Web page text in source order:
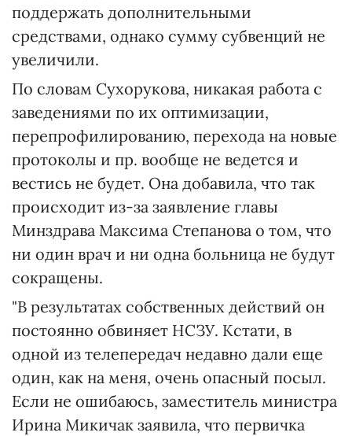
поддержать дополнительными
средствами, однако сумму субвенций не
увеличили.
По словам Сухорукова, никакая работа с
заведениями по их оптимизации,
перепрофилированию, перехода на новые
протоколы и пр. вообще не ведется и
вестись не будет. Она добавила, что так
происходит из-за заявление главы
Минздрава Максима Степанова о том, что
ни один врач и ни одна больница не будут
сокращены.
"В результатах собственных действий он
постоянно обвиняет НСЗУ. Кстати, в
одной из телепередач недавно дали еще
один, как на меня, очень опасный посыл.
Если не ошибаюсь, заместитель министра
Ирина Микичак заявила, что первичка